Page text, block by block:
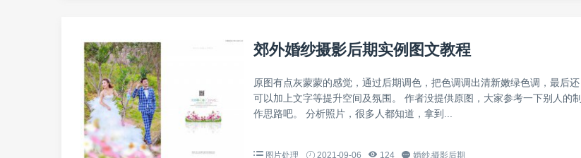
郊外婚纱摄影后期实例图文教程
原图有点灰蒙蒙的感觉，通过后期调色，把色调调出清新嫩绿色调，最后还
可以加上文字等提升空间及氛围。 作者没提供原图，大家参考一下别人的制
作思路吧。 分析照片，很多人都知道，拿到...
图片处理 2021-09-06 124 婚纱,摄影后期